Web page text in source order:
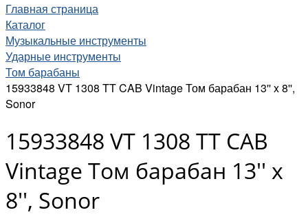
Главная страница
Каталог
Музыкальные инструменты
Ударные инструменты
Том барабаны
15933848 VT 1308 TT CAB Vintage Том барабан 13'' x 8'',
Sonor
15933848 VT 1308 TT CAB
Vintage Том барабан 13'' x
8'', Sonor